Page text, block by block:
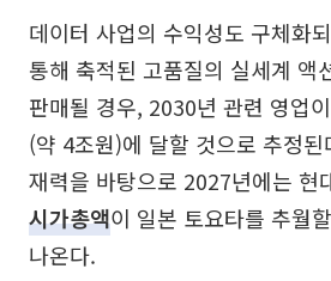
데이터 사업의 수익성도 구체화
통해 축적된 고품질의 실세계 액
판매될 경우, 2030년 관련 영업
(약 4조원)에 달할 것으로 추정
재력을 바탕으로 2027년에는 현
시가총액이 일본 토요타를 추월
나온다.